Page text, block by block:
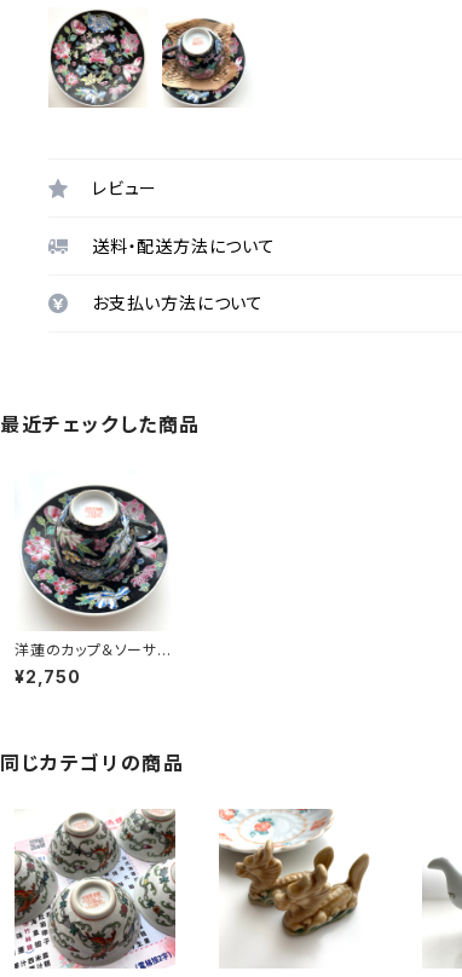
レビュー
送料・配送方法について
お支払い方法について
最近チェックした商品
洋蓮のカップ＆ソーサー
＃黒（80年代景徳鎮デ
ッドストック）
¥2,750
同じカテゴリの商品